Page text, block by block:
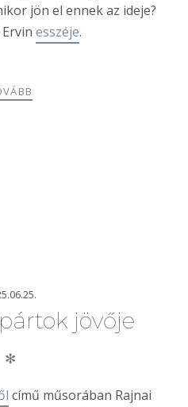
jön el ennek az ideje?
esszéje.
jövője
✻
című műsorában Rajnai